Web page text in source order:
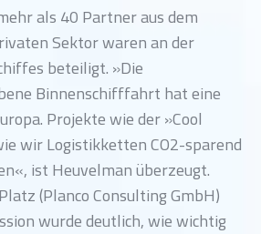
als 40 Partner aus dem
Sektor waren an der
beteiligt. »Die
Binnenschifffahrt hat eine
Projekte wie der »Cool
wir Logistikketten CO2-sparend
ist Heuvelman überzeugt.
(Planco Consulting GmbH)
wurde deutlich, wie wichtig